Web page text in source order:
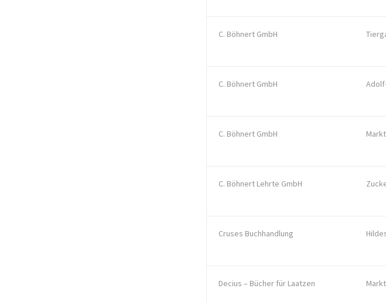
C. Böhnert GmbH
C. Böhnert GmbH
C. Böhnert GmbH
C. Böhnert Lehrte GmbH
Cruses Buchhandlung
Decius – Bücher für Laatzen